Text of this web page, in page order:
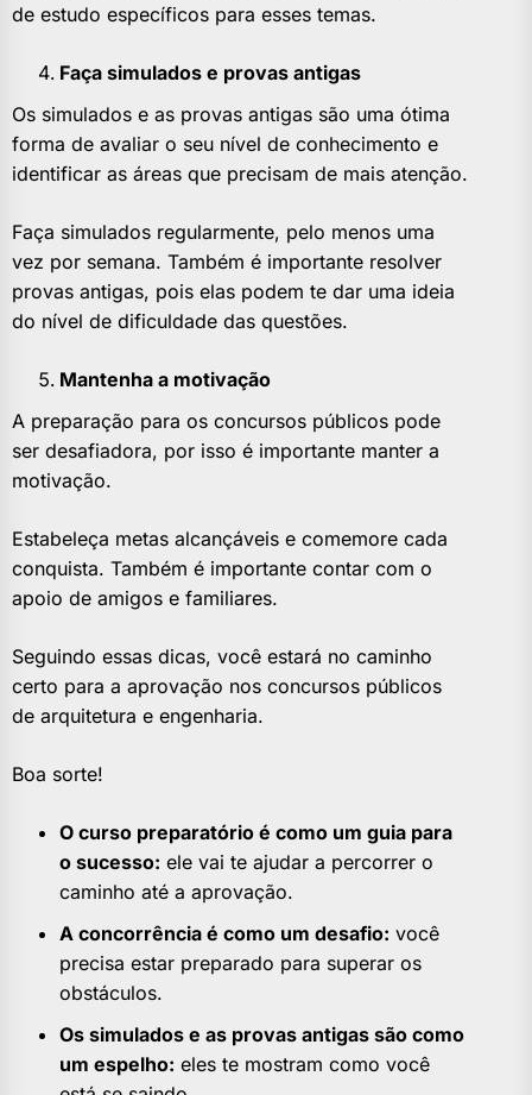
de estudo específicos para esses temas.
Faça simulados e provas antigas
Os simulados e as provas antigas são uma ótima
forma de avaliar o seu nível de conhecimento e
identificar as áreas que precisam de mais atenção.
Faça simulados regularmente, pelo menos uma
vez por semana. Também é importante resolver
provas antigas, pois elas podem te dar uma ideia
do nível de dificuldade das questões.
Mantenha a motivação
A preparação para os concursos públicos pode
ser desafiadora, por isso é importante manter a
motivação.
Estabeleça metas alcançáveis e comemore cada
conquista. Também é importante contar com o
apoio de amigos e familiares.
Seguindo essas dicas, você estará no caminho
certo para a aprovação nos concursos públicos
de arquitetura e engenharia.
Boa sorte!
O curso preparatório é como um guia para
o sucesso: ele vai te ajudar a percorrer o
caminho até a aprovação.
A concorrência é como um desafio: você
precisa estar preparado para superar os
obstáculos.
Os simulados e as provas antigas são como
um espelho: eles te mostram como você